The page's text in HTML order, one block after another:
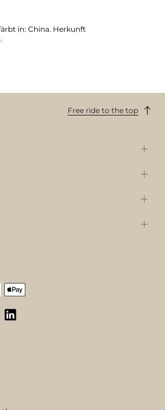
in: China. Herkunft
Free ride to the top